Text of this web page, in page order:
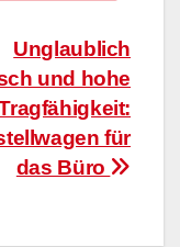
Unglaublich
und hohe
für
das Büro